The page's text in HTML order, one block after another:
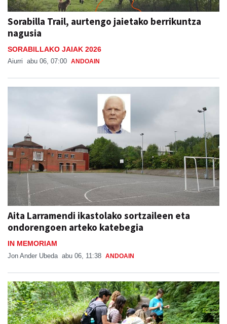
Sorabilla Trail, aurtengo jaietako berrikuntza
nagusia
SORABILLAKO JAIAK 2026
Aiurri abu 06, 07:00 ANDOAIN
Aita Larramendi ikastolako sortzaileen eta
ondorengoen arteko katebegia
IN MEMORIAM
Jon Ander Ubeda abu 06, 11:38 ANDOAIN